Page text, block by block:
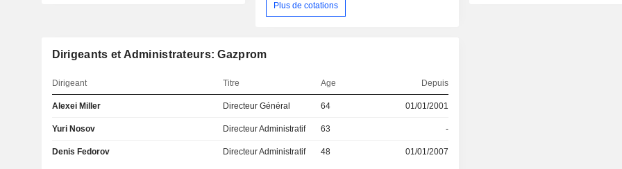
Plus de cotations
Dirigeants et Administrateurs: Gazprom
Dirigeant Titre Age Depuis
Alexei Miller Directeur Général 64 01/01/2001
Yuri Nosov Directeur Administratif 63 -
Denis Fedorov Directeur Administratif 48 01/01/2007